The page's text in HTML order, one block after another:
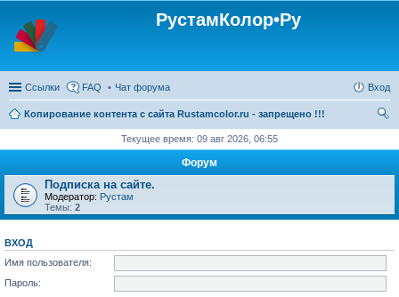
РустамКолор•Ру
Ссылки FAQ Чат форума Вход
Копирование контента с сайта Rustamcolor.ru - запрещено !!!
Текущее время: 09 авг 2026, 06:55
Форум
Подписка на сайте.
Модератор: Рустам
Темы: 2
ВХОД
Имя пользователя:
Пароль: